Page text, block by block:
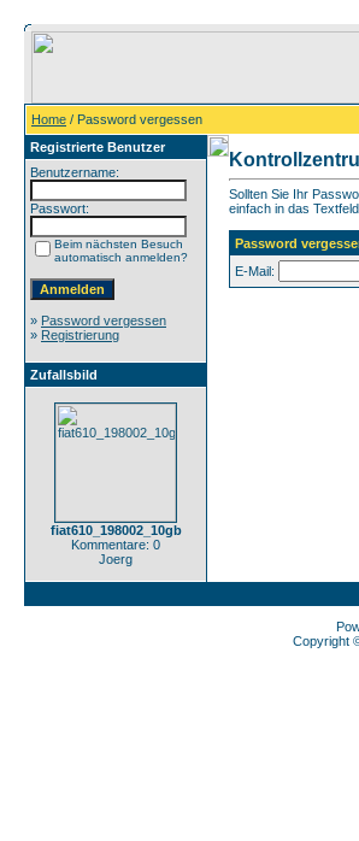
Home / Password vergessen
Registrierte Benutzer
Benutzername:
Passwort:
Beim nächsten Besuch
automatisch anmelden?
» Password vergessen
» Registrierung
Zufallsbild
fiat610_198002_10gb
Kommentare: 0
Joerg
Sollten Sie Ihr
einfach in das
Password
E-Mail:
Copyright